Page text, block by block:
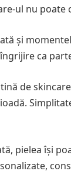
ul nu poate
și
ca
de
pielea își